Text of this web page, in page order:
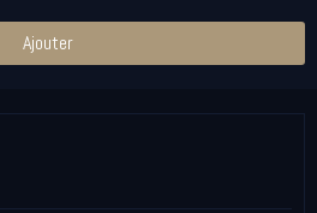
Ajouter